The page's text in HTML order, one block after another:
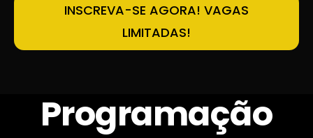
INSCREVA-SE AGORA! VAGAS
LIMITADAS!
Programação